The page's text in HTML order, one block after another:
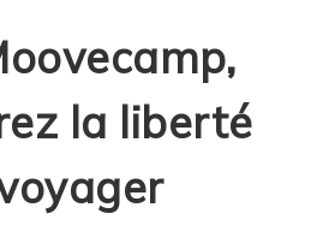
la liberté